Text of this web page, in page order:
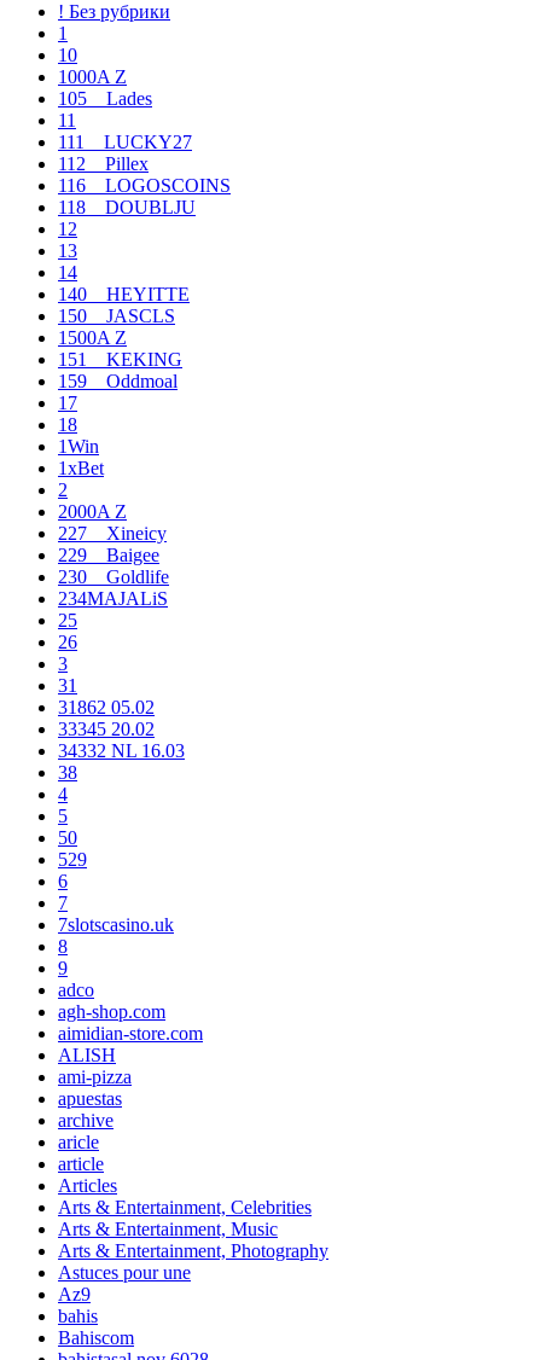
! Без рубрики
1
10
1000A Z
105__Lades
11
111__LUCKY27
112__Pillex
116__LOGOSCOINS
118__DOUBLJU
12
13
14
140__HEYITTE
150__JASCLS
1500A Z
151__KEKING
159__Oddmoal
17
18
1Win
1xBet
2
2000A Z
227__Xineicy
229__Baigee
230__Goldlife
234MAJALiS
25
26
3
31
31862 05.02
33345 20.02
34332 NL 16.03
38
4
5
50
529
6
7
7slotscasino.uk
8
9
adco
agh-shop.com
aimidian-store.com
ALISH
ami-pizza
apuestas
archive
aricle
article
Articles
Arts & Entertainment, Celebrities
Arts & Entertainment, Music
Arts & Entertainment, Photography
Astuces pour une
Az9
bahis
Bahiscom